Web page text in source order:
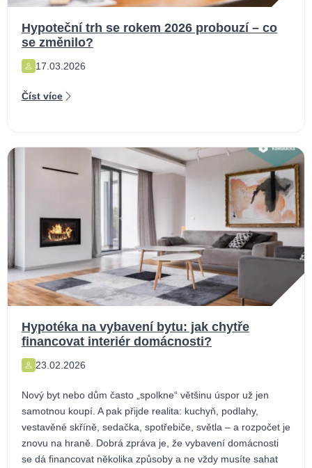
Hypoteční trh se rokem 2026 probouzí – co
se změnilo?
17.03.2026
Číst více
Hypotéka na vybavení bytu: jak chytře
financovat interiér domácnosti?
23.02.2026
Nový byt nebo dům často „spolkne“ většinu úspor už jen
samotnou koupí. A pak přijde realita: kuchyň, podlahy,
vestavěné skříně, sedačka, spotřebiče, světla – a rozpočet je
znovu na hraně. Dobrá zpráva je, že vybavení domácnosti
se dá financovat několika způsoby a ne vždy musíte sahat